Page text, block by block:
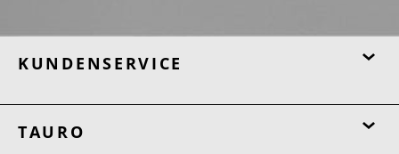
KUNDENSERVICE
TAURO